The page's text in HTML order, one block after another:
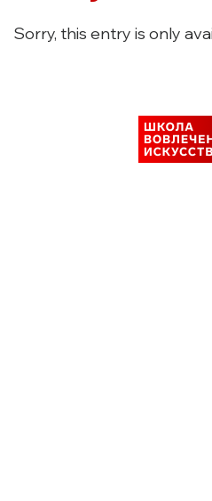
Sorry, this entry is only